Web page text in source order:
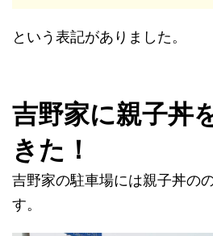
という表記がありました。
吉野家に親子丼
きた！
吉野家の駐車場には親子丼の
す。